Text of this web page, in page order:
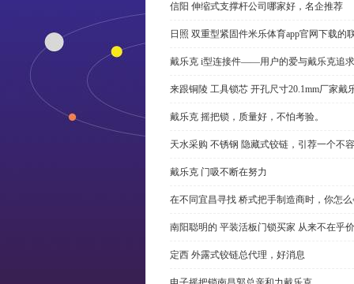
信阳 伸缩式支撑杆公司哪家好，名企推荐
日照 双重型紧固件米乐体育app官网下载的
戴乐克 i型连接件——用户的爱与戴乐克追求
来跟铜陵 工具锁芯 开孔尺寸20.1mm厂家
戴乐克 摇把锁，质量好，不怕考验。
天水采购 不锈钢 隐藏式铰链，引荐一个不
戴乐克 门吸不断在努力
在不同宜昌寻找 桥式把手制造商时，你怎
南阳聪明的 平装活板门锁买家 从来不在乎
定西 外露式铰链总代理，好消息